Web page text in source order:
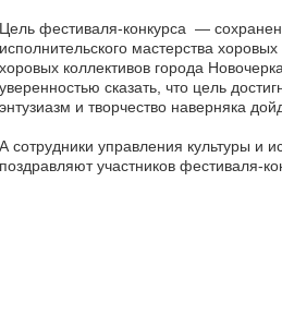
Цель фестиваля-конкурса —
исполнительского мастерства
хоровых коллективов города
уверенностью сказать, что цель
энтузиазм и творчество наверняка
А сотрудники управления культуры и
поздравляют участников фестиваля-